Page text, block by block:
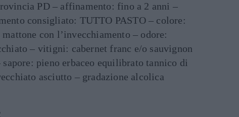
PD – affinamento: fino a 2 anni –
consigliato: TUTTO PASTO – colore:
con l’invecchiamento – odore:
– vitigni: cabernet franc e/o sauvignon
pieno erbaceo equilibrato tannico di
asciutto – gradazione alcolica